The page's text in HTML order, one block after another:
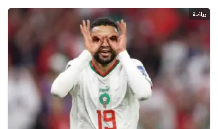
رياضة